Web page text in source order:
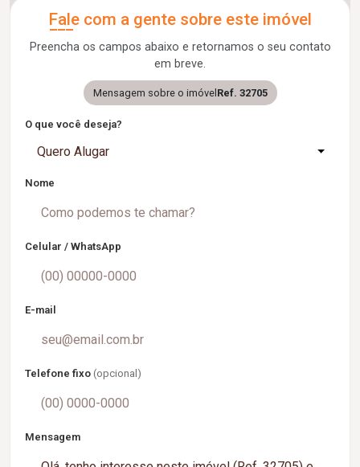
Fale com a gente sobre este imóvel
Preencha os campos abaixo e retornamos o seu contato
em breve.
Mensagem sobre o imóvel Ref. 32705
O que você deseja?
Quero Alugar
Nome
Celular / WhatsApp
E-mail
Telefone fixo (opcional)
Mensagem